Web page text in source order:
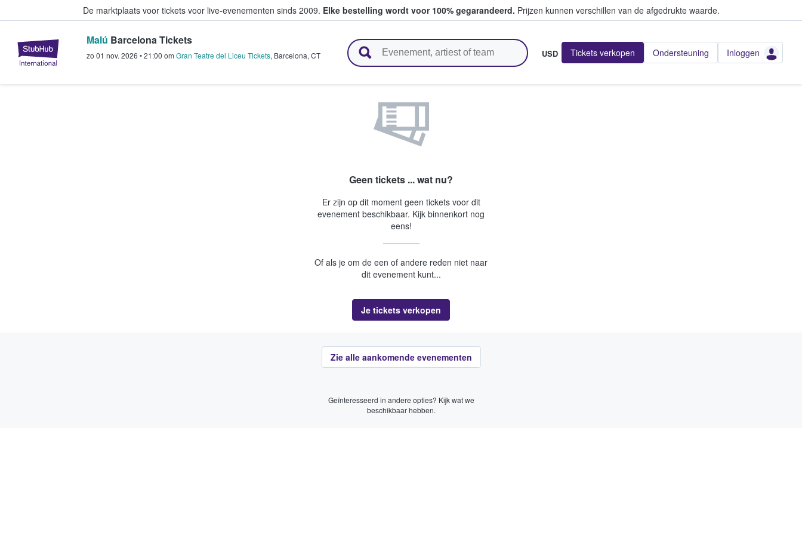
De marktplaats voor tickets voor live-evenementen sinds 2009. Elke bestelling wordt voor 100% gegarandeerd. Prijzen kunnen verschillen van de afgedrukte waarde.
StubHub: waar fans tickets kopen en verkopen
Malú Barcelona Tickets
zo 01 nov. 2026 •21:00 om Gran Teatre del Liceu Tickets, Barcelona, CT USD Tickets verkopen Ondersteuning Inloggen
Geen tickets ... wat nu?
Er zijn op dit moment geen tickets voor dit
evenement beschikbaar. Kijk binnenkort nog
eens!
Of als je om de een of andere reden niet naar
dit evenement kunt...
Je tickets verkopen
Zie alle aankomende evenementen
Geïnteresseerd in andere opties? Kijk wat we
beschikbaar hebben.